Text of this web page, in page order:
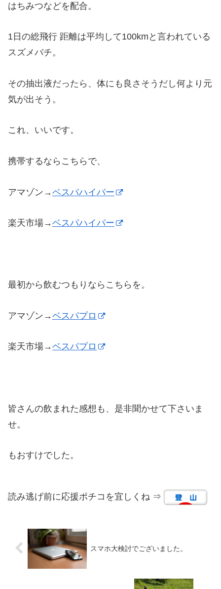
はちみつなどを配合。
1日の総飛行 距離は平均して100kmと言われている
スズメバチ。
その抽出液だったら、体にも良さそうだし何より元
気が出そう。
これ、いいです。
携帯するならこちらで、
アマゾン→ベスパハイパー
楽天市場→ベスパハイパー
最初から飲むつもりならこちらを。
アマゾン→ベスパプロ
楽天市場→ベスパプロ
皆さんの飲まれた感想も、是非聞かせて下さいま
せ。
もおすけでした。
読み逃げ前に応援ポチコを宜しくね ⇒
スマホ大検討でございました。